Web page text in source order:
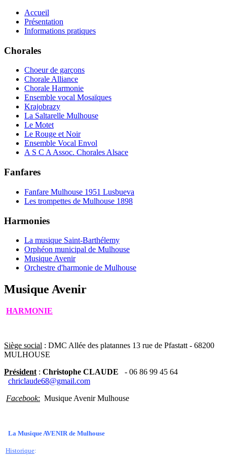
Accueil
Présentation
Informations pratiques
Chorales
Choeur de garçons
Chorale Alliance
Chorale Harmonie
Ensemble vocal Mosaïques
Krajobrazy
La Saltarelle Mulhouse
Le Motet
Le Rouge et Noir
Ensemble Vocal Envol
A S C A Assoc. Chorales Alsace
Fanfares
Fanfare Mulhouse 1951 Lusbueva
Les trompettes de Mulhouse 1898
Harmonies
La musique Saint-Barthélemy
Orphéon municipal de Mulhouse
Musique Avenir
Orchestre d'harmonie de Mulhouse
Musique Avenir
HARMONIE
Siège social : DMC Allée des platannes 13 rue de Pfastatt - 68200
MULHOUSE
Président : Christophe CLAUDE
- 06 86 99 45 64
chriclaude68@gmail.com
Facebook: Musique Avenir Mulhouse
La Musique AVENIR de Mulhouse
Historique: